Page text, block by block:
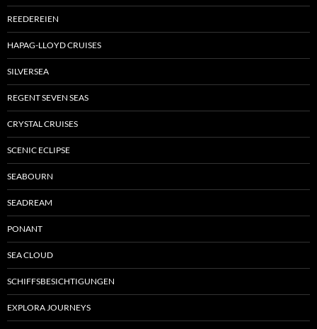
REEDEREIEN
HAPAG-LLOYD CRUISES
SILVERSEA
REGENT SEVEN SEAS
CRYSTAL CRUISES
SCENIC ECLIPSE
SEABOURN
SEADREAM
PONANT
SEA CLOUD
SCHIFFSBESICHTIGUNGEN
EXPLORA JOURNEYS